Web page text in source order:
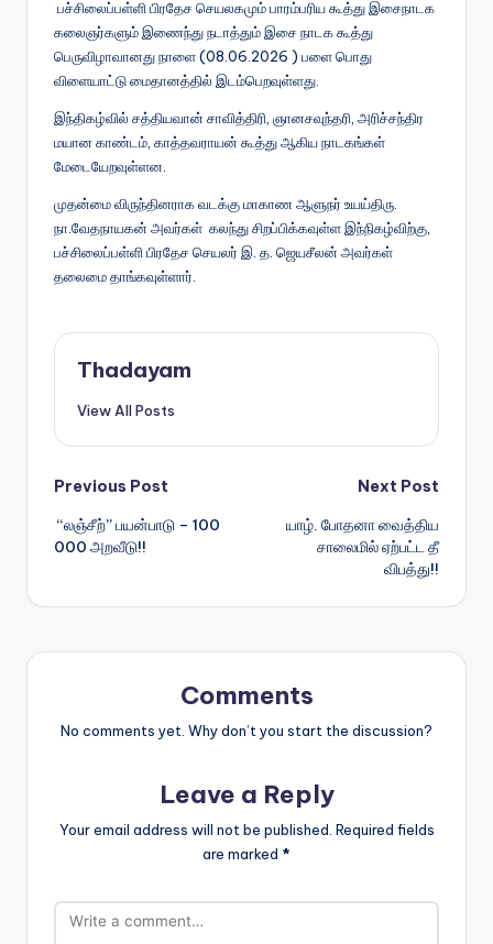
பச்சிலைப்பள்ளி பிரதேச செயலகமும் பாரம்பரிய கூத்து இசைநாடக
கலைஞர்களும் இணைந்து நடாத்தும் இசை நாடக கூத்து
பெருவிழாவானது நாளை (08.06.2026 ) பளை பொது
விளையாட்டு மைதானத்தில் இடம்பெறவுள்ளது.
இந்திகழ்வில் சத்தியவான் சாவித்திரி, ஞானசவுந்தரி, அரிச்சந்திர
மயான காண்டம், காத்தவராயன் கூத்து ஆகிய நாடகங்கள்
மேடையேறவுள்ளன.
முதன்மை விருந்தினராக வடக்கு மாகாண ஆளுநர் உயய்திரு.
நா.வேதநாயகன் அவர்கள் கலந்து சிறப்பிக்கவுள்ள இந்நிகழ்விற்கு,
பச்சிலைப்பள்ளி பிரதேச செயலர் இ. த. ஜெயசீலன் அவர்கள்
தலைமை தாங்கவுள்ளார்.
Thadayam
View All Posts
Post
navigation
Previous Post
“லஞ்சீற்” பயன்பாடு – 100
000 அறவீடு!!
Next Post
யாழ். போதனா வைத்திய
சாலைமில் ஏற்பட்ட தீ
விபத்து!!
Comments
No comments yet. Why don’t you start the discussion?
Leave a Reply
Your email address will not be published. Required fields
are marked *